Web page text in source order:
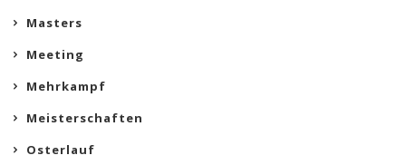
Masters
Meeting
Mehrkampf
Meisterschaften
Osterlauf